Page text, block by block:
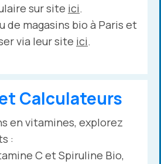
sur site ici.
de magasins bio à Paris et
via leur site ici.
Calculateurs
en vitamines, explorez
:
C et Spiruline Bio,